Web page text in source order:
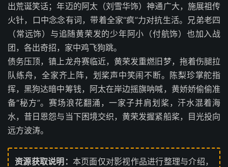
出荒诞笑话；年迈的阿太（刘雪华饰）神通广大，施展祖传
火针，口中念念有词，带着全家“疯”力对抗生活。兄弟老四
（常远饰）与追随黄荣发的少年阿小（付航饰）也加入战
团，各出奇招，家中鸡飞狗跳。
债务压顶，镇上龙舟赛临近，黄荣发重燃旧梦，拖着伤腿拉
队练舟，全家齐上阵，划桨声中笑闹不断。陈梨珍掌舵指
挥，黑狗达暗中筹钱，阿太在岸边摇旗呐喊，黄娇娇偷偷准
备“秘方”。赛场浪花翻涌，一家子并肩划桨，汗水混着海
水，昔日恩怨与当下困境交织，黄荣发握紧船桨，目光投向
远方波涛。
资源获取说明： 本页面仅对影视作品进行整理与介绍，